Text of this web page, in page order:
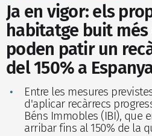
Ja en vigor: els
habitatge buit més
poden patir un
del 150% a
Entre les mesures
d'aplicar recàrrecs
Béns Immobles (IBI), que
arribar fins al 150% de la